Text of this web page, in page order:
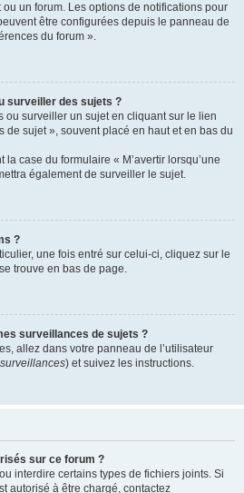
un forum. Les options de notifications pour
être configurées depuis le panneau de
du forum ».
surveiller des sujets ?
ou surveiller un sujet en cliquant sur le lien
de sujet », souvent placé en haut et en bas du
case du formulaire « M’avertir lorsqu’une
également de surveiller le sujet.
?
une fois entré sur celui-ci, cliquez sur le
trouve en bas de page.
surveillances de sujets ?
allez dans votre panneau de l’utilisateur
) et suivez les instructions.
sur ce forum ?
interdire certains types de fichiers joints. Si
autorisé à être chargé, contactez